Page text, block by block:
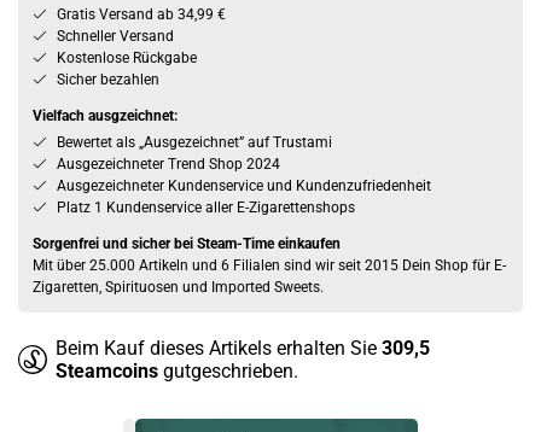
Gratis Versand ab 34,99 €
Schneller Versand
Kostenlose Rückgabe
Sicher bezahlen
Vielfach ausgzeichnet:
Bewertet als „Ausgezeichnet” auf Trustami
Ausgezeichneter Trend Shop 2024
Ausgezeichneter Kundenservice und Kundenzufriedenheit
Platz 1 Kundenservice aller E-Zigarettenshops
Sorgenfrei und sicher bei Steam-Time einkaufen
Mit über 25.000 Artikeln und 6 Filialen sind wir seit 2015 Dein Shop für E-
Zigaretten, Spirituosen und Imported Sweets.
Beim Kauf dieses Artikels erhalten Sie 309,5
Steamcoins gutgeschrieben.